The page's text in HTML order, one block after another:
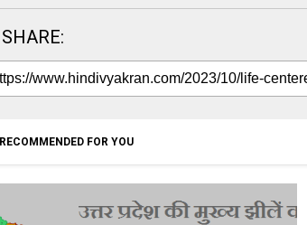
SHARE:
RECOMMENDED FOR YOU